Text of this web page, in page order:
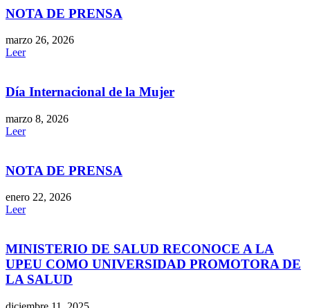
NOTA DE PRENSA
marzo 26, 2026
Leer
Día Internacional de la Mujer
marzo 8, 2026
Leer
NOTA DE PRENSA
enero 22, 2026
Leer
MINISTERIO DE SALUD RECONOCE A LA
UPEU COMO UNIVERSIDAD PROMOTORA DE
LA SALUD